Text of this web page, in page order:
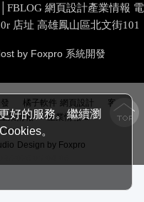
好的服務。繼續瀏
。
網頁設計產業情報 電
店址 高雄鳳山區北文街101
by Foxpro 系統開發
橘子軟件 網頁設計
客戶
產業情報│產業情報 E-
Design by Foxpro